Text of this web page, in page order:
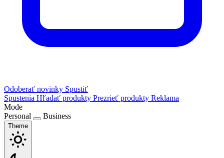
Odoberať novinky Spustiť
Spustenia Hľadať produkty Prezrieť produkty Reklama
Mode
Personal
Business
Theme